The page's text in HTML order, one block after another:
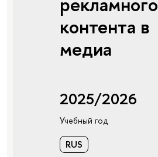
контента в
медиа
2025/2026
Учебный год
RUS